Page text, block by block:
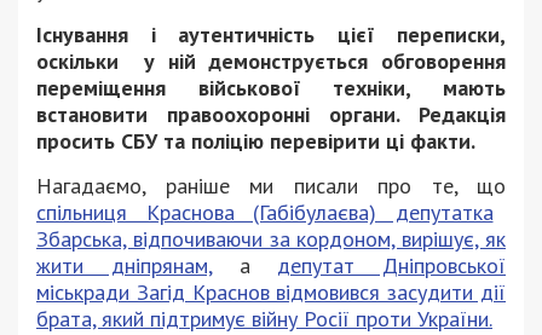
Існування і аутентичність цієї переписки,
оскільки у ній демонструється обговорення
переміщення військової техніки, мають
встановити правоохоронні органи. Редакція
просить СБУ та поліцію перевірити ці факти.
Нагадаємо, раніше ми писали про те, що
спільниця Краснова (Габібулаєва) депутатка
Збарська, відпочиваючи за кордоном, вирішує, як
жити дніпрянам,а депутат Дніпровської
міськради Загід Краснов відмовився засудити дії
брата, який підтримує війну Росії проти України.